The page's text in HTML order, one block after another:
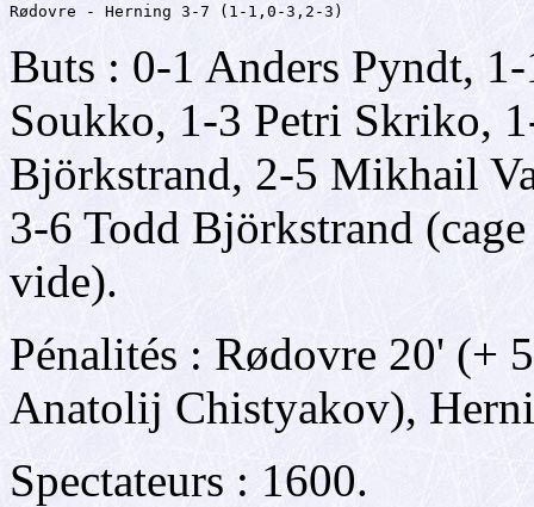
Rødovre - Herning 3-7 (1-1,0-3,2-3)
Buts : 0-1 Anders Pyndt,
Soukko, 1-3 Petri Skriko,
Björkstrand, 2-5 Mikhail
3-6 Todd Björkstrand
vide).
Pénalités : Rødovre 20' (+
Anatolij Chistyakov),
Spectateurs : 1600.